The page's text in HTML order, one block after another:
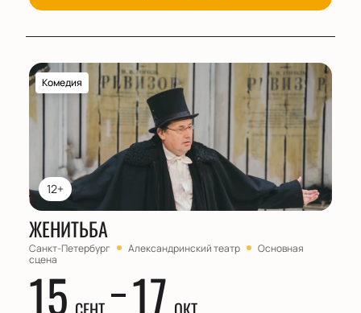
12+
Комедия
ЖЕНИТЬБА
Санкт-Петербург Александринский театр
Основная
сцена
15 17